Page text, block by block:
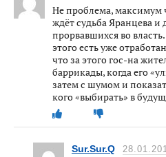
Не проблема, максимум
ждёт судьба Яранцева и
прорвавшихся во
этого есть уже
что за этого гос-на
баррикады, когда его
затем с шумом и
кого «выбирать» в
Sur.Sur.Q